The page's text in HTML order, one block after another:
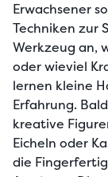
Erwachsener
Techniken zur
Werkzeug an,
oder wieviel
lernen kleine
Erfahrung.
kreative
Eicheln oder
die